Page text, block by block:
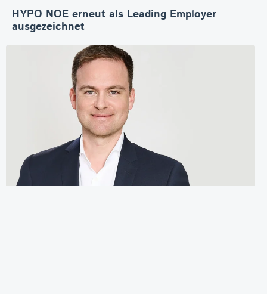
HYPO NOE erneut als Leading Employer
ausgezeichnet